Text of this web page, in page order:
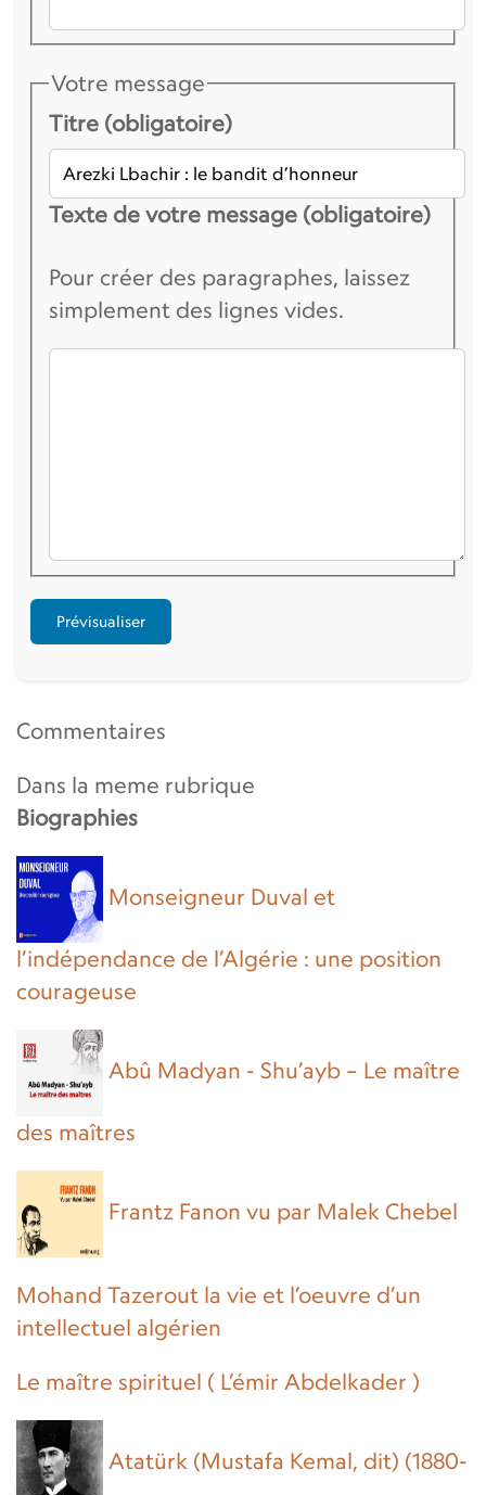
Votre message
Titre (obligatoire)
Texte de votre message (obligatoire)
Pour créer des paragraphes, laissez
simplement des lignes vides.
Commentaires
Dans la meme rubrique
Biographies
Monseigneur Duval et
l’indépendance de l’Algérie : une position
courageuse
Abû Madyan - Shu’ayb – Le maître
des maîtres
Frantz Fanon vu par Malek Chebel
Mohand Tazerout la vie et l’oeuvre d’un
intellectuel algérien
Le maître spirituel ( L’émir Abdelkader )
Atatürk (Mustafa Kemal, dit) (1880-